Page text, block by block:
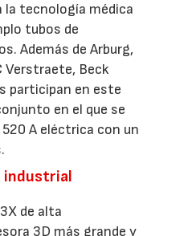
la tecnología médica
tubos de
Además de Arburg,
Verstraete, Beck
participan en este
en el que se
A eléctrica con un
industrial
de alta
3D más grande y